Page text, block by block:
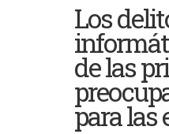
Los
de las
para las